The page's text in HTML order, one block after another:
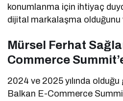
konumlanma için ihtiyaç
dijital markalaşma olduğunu
Mürsel Ferhat
Commerce
2024 ve 2025 yılında olduğu
Balkan E-Commerce